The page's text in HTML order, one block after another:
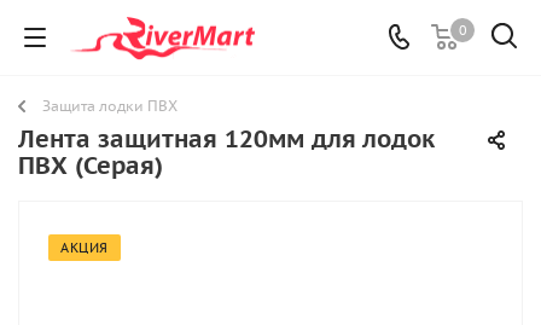
0
Защита лодки ПВХ
Лента защитная 120мм для лодок
ПВХ (Серая)
АКЦИЯ